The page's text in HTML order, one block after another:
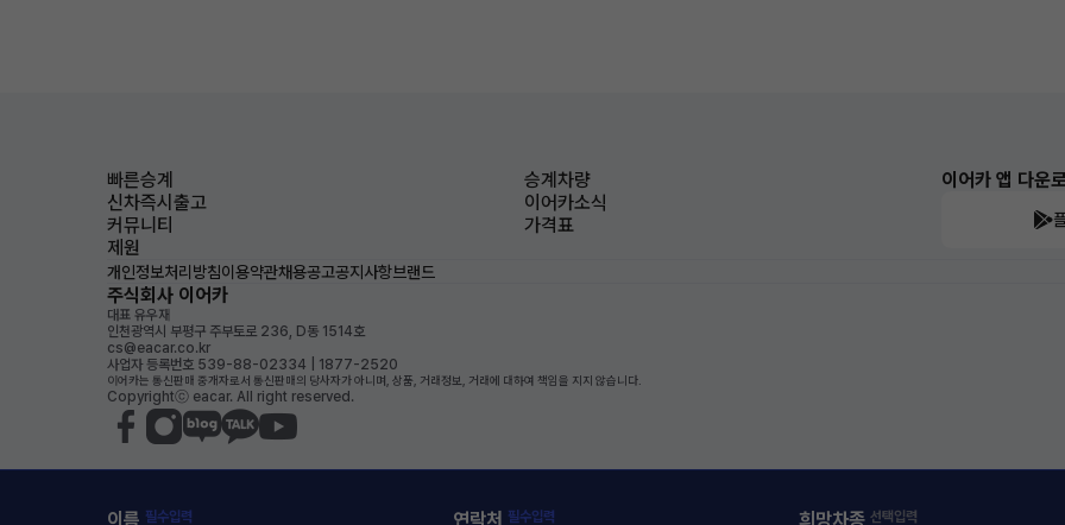
이름 필수입력 연락처 필수입력 희망차종 선택입력
빠른승계
승계차량
신차즉시출고
이어카소식
커뮤니티
가격표
제원
이어카 앱 다운
개인정보처리방침이용약관채용공고공지사항브랜드
주식회사 이어카
대표 유우재
인천광역시 부평구 주부토로 236, D동 1514호
cs@eacar.co.kr
사업자 등록번호 539-88-02334 | 1877-2520
이어카는 통신판매 중개자로서 통신판매의 당사자가 아니며, 상품, 거래정보, 거래에 대하여 책임을 지지 않습니다.
Copyrightⓒ eacar. All right reserved.